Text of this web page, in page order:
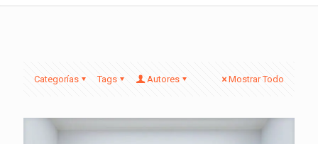
Categorías Tags Autores Mostrar Todo